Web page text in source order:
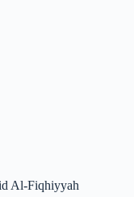
Al-Fiqhiyyah